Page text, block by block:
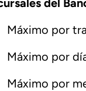
del
Máximo por
Máximo por
Máximo por